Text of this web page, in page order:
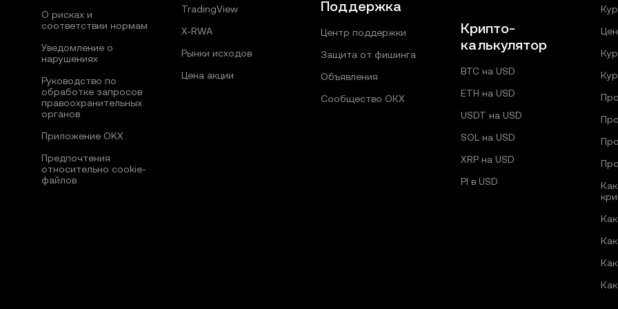
О рисках и
соответствии нормам
Уведомление о
нарушениях
Руководство по
обработке запросов
правоохранительных
органов
Приложение OKX
Предпочтения
относительно сookie-
файлов
TradingView
X-RWA
Рынки исходов
Цена акции
Поддержка
Центр поддержки
Защита от фишинга
Объявления
Сообщество ОКХ
Крипто-
калькулятор
BTC на USD
ETH на USD
USDT на USD
SOL на USD
XRP на USD
PI в USD